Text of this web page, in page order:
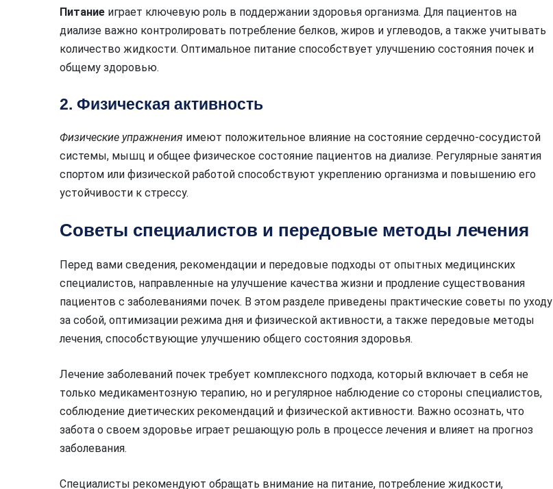
Питание играет ключевую роль в поддержании здоровья организма. Для пациентов на
диализе важно контролировать потребление белков, жиров и углеводов, а также учитывать
количество жидкости. Оптимальное питание способствует улучшению состояния почек и
общему здоровью.
2. Физическая активность
Физические упражнения имеют положительное влияние на состояние сердечно-сосудистой
системы, мышц и общее физическое состояние пациентов на диализе. Регулярные занятия
спортом или физической работой способствуют укреплению организма и повышению его
устойчивости к стрессу.
Советы специалистов и передовые методы лечения
Перед вами сведения, рекомендации и передовые подходы от опытных медицинских
специалистов, направленные на улучшение качества жизни и продление существования
пациентов с заболеваниями почек. В этом разделе приведены практические советы по уходу
за собой, оптимизации режима дня и физической активности, а также передовые методы
лечения, способствующие улучшению общего состояния здоровья.
Лечение заболеваний почек требует комплексного подхода, который включает в себя не
только медикаментозную терапию, но и регулярное наблюдение со стороны специалистов,
соблюдение диетических рекомендаций и физической активности. Важно осознать, что
забота о своем здоровье играет решающую роль в процессе лечения и влияет на прогноз
заболевания.
Специалисты рекомендуют обращать внимание на питание, потребление жидкости,